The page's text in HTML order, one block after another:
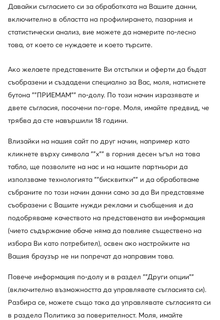
Guess
34,99
Polo Ralph Lauren
Давайки съгласието си за обработката на Вашите данни,
включително в областта на профилирането, пазарния и
статистически анализ, вие можете да намерите по-лесно
това, от което се нуждаете и което търсите.
Ако желаете представените Ви отстъпки и оферти да бъдат
съобразени и създадени специално за Вас, моля, натиснете
бутона ""ПРИЕМАМ"" по-долу. По този начин изразявате и
двете съгласия, посочени по-горе. Моля, имайте предвид, че
трябва да сте навършили 18 години.
Влизайки на нашия сайт по друг начин, например като
кликнете върху символа ""x"" в горния десен ъгъл на това
табло, ще позволите на нас и на нашите партньори да
използваме технологията ""бисквитки"" и да обработваме
събраните по този начин данни само за да Ви представяме
съобразени с Вашите нужди реклами и съобщения и да
подобряваме качеството на представената ви информация
(чието съдържание обаче няма да повлияе съществено на
избора Ви като потребител), освен ако настройките на
Вашия браузър не ни попречат да направим това.
Повече информация по-долу и в раздел ""Други опции""
(включително възможността да управлявате съгласията си).
Разбира се, можете също така да управлявате съгласията си
в раздела Политика за поверителност. Моля, имайте